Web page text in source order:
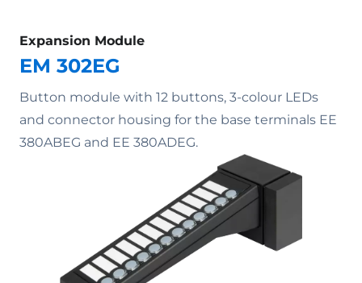
Expansion Module
EM 302EG
Button module with 12 buttons, 3-colour LEDs
and connector housing for the base terminals EE
380ABEG and EE 380ADEG.